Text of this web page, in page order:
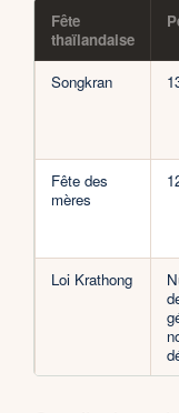
Fête
thaïlandaise
Songkran
Fête des
mères
Loi Krathong